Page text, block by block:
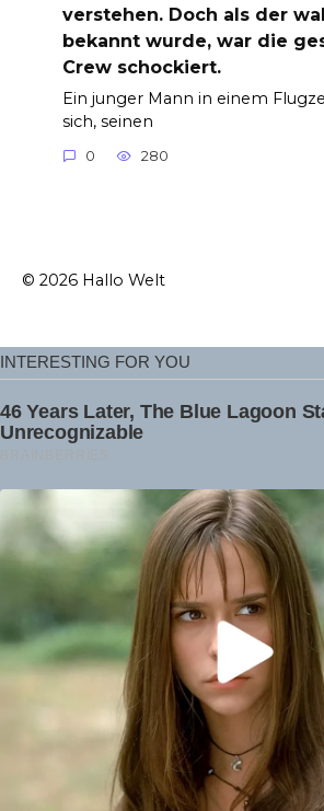
verstehen. Doch als der
bekannt wurde, war die
Crew schockiert.
Ein junger Mann in einem
sich, seinen
0 280
© 2026 Hallo Welt